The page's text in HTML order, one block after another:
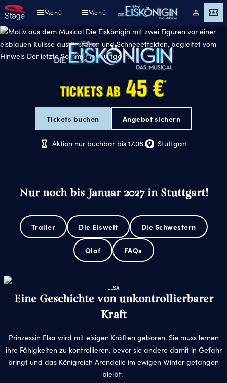
Direkt
zum
Inhalt
Menü Menü
Mein
Konto
Angebot
Disneys
Die
Eiskönigin
Musical
Tickets buchen Angebot sichern
Aktion nur buchbar bis 17.08. Stuttgart
Nur noch bis Januar 2027 in Stuttgart!
Trailer Die Eiswelt Die Schwestern
Olaf FAQs
ELSA
Eine Geschichte von unkontrollierbarer
Kraft
Prinzessin Elsa wird mit eisigen Kräften geboren. Sie muss lernen
ihre Fähigkeiten zu kontrollieren, bevor sie andere damit in Gefahr
bringt und das Königreich Arendelle im ewigen Winter gefangen
bleibt.